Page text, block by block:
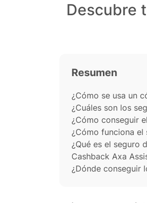
Descubre
Resumen
¿Cómo se usa un
¿Cuáles son los
¿Cómo conseguir
¿Cómo funciona el
¿Qué es el seguro
Cashback Axa
¿Dónde conseguir